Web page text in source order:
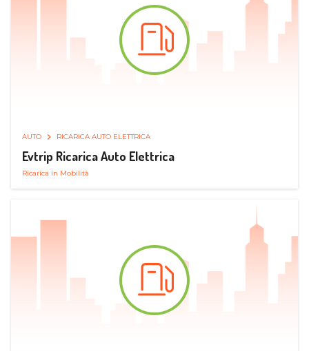
AUTO RICARICA AUTO ELETTRICA
Evtrip Ricarica Auto Elettrica
Ricarica in Mobilità